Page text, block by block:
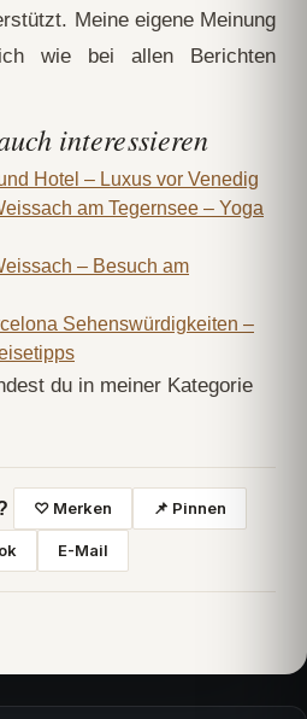
Meine eigene Meinung
wie bei allen Berichten
interessieren
Hotel – Luxus vor Venedig
am Tegernsee – Yoga
– Besuch am
Sehenswürdigkeiten –
du in meiner Kategorie
♡ Merken 📌 Pinnen
E-Mail